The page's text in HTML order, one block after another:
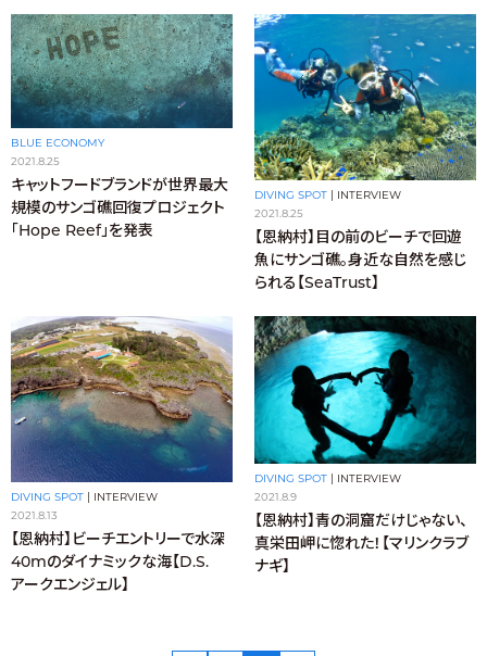
BLUE ECONOMY
2021.8.25
キャットフードブランドが世界最大
規模のサンゴ礁回復プロジェクト
「Hope Reef」を発表
DIVING SPOT
INTERVIEW
2021.8.25
【恩納村】目の前のビーチで回遊
魚にサンゴ礁。身近な自然を感じ
られる【SeaTrust】
DIVING SPOT
INTERVIEW
2021.8.13
【恩納村】ビーチエントリーで水深
40mのダイナミックな海【D.S.
アークエンジェル】
DIVING SPOT | INTERVIEW
2021.8.9
【恩納村】青の洞窟だけじゃない、
真栄田岬に惚れた！【マリンクラブ
ナギ】